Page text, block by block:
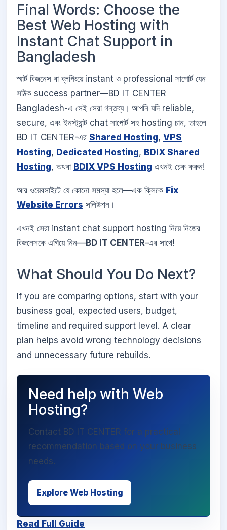
Final Words: Choose the
Best Web Hosting with
Instant Chat Support in
Bangladesh
স্মার্ট বিজনেস বা ব্লগিংয়ে instant ও professional সাপোর্ট যেন
সঠিক success partner—BD IT CENTER
Bangladesh-এ সেই সেরা গন্তব্য। আপনি যদি reliable,
secure, এবং ইনস্ট্যান্ট chat সাপোর্ট সহ hosting চান, তাহলে
BD IT CENTER-এর Shared Hosting, VPS
Hosting, Dedicated Hosting, BDIX Shared
Hosting, অথবা BDIX VPS Hosting এখনই চেক করুন!
আর ওয়েবসাইটে যে কোনো সমস্যা হলে—এক ক্লিকে Fix
Website Errors সলিউশন।
এখনই সেরা instant chat support hosting নিয়ে নিজের
বিজনেসকে এগিয়ে নিন—BD IT CENTER-এর সাথে!
What Should You Do Next?
If you are comparing options, start with your
business goal, expected users, budget,
timeline and required support level. A clear
plan helps avoid wrong technology decisions
and unnecessary future rebuilds.
Need help with Web
Hosting?
Contact BD IT CENTER for a practical
recommendation based on your business
needs.
Explore Web Hosting
Read Full Guide